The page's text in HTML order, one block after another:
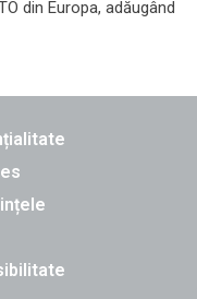
din Europa, adăugând